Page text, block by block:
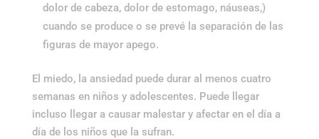
dolor de cabeza, dolor de estomago, náuseas,)
cuando se produce o se prevé la separación de las
figuras de mayor apego.
El miedo, la ansiedad puede durar al menos cuatro
semanas en niños y adolescentes. Puede llegar
incluso llegar a causar malestar y afectar en el día a
día de los niños que la sufran.